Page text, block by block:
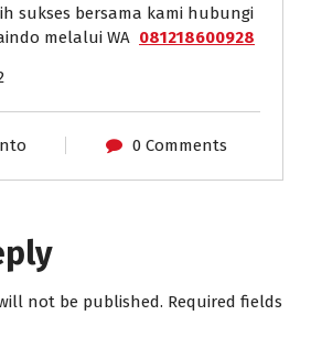
sukses bersama kami hubungi
melalui WA 081218600928
0 Comments
not be published. Required fields